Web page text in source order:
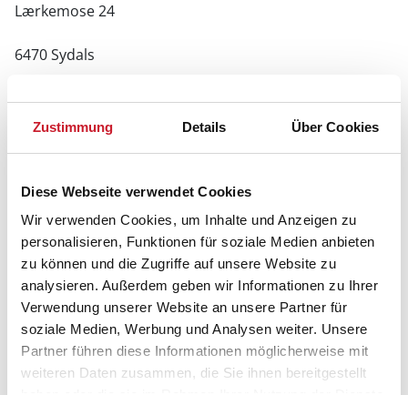
Zustimmung Details Über Cookies
Diese Webseite verwendet Cookies
Wir verwenden Cookies, um Inhalte und Anzeigen zu
personalisieren, Funktionen für soziale Medien anbieten
zu können und die Zugriffe auf unsere Website zu
analysieren. Außerdem geben wir Informationen zu Ihrer
Verwendung unserer Website an unsere Partner für
soziale Medien, Werbung und Analysen weiter. Unsere
Partner führen diese Informationen möglicherweise mit
weiteren Daten zusammen, die Sie ihnen bereitgestellt
Lærkemose 24
6470 Sydals